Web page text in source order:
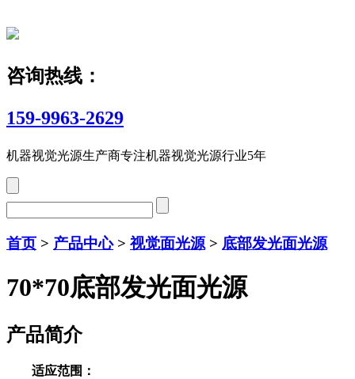
咨询热线：
159-9963-2629
机器视觉光源生产商专注机器视觉光源行业5年
首页 > 产品中心> 视觉面光源 > 底部发光面光源
70*70底部发光面光源
产品简介
适应范围：